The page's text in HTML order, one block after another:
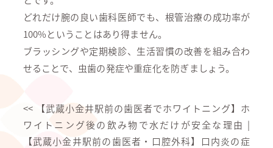
どれだけ腕の良い歯科医師でも、根管治療の成功率が
100%ということはあり得ません。
ブラッシングや定期検診、生活習慣の改善を組み合わ
せることで、虫歯の発症や重症化を防ぎましょう。
<< 【武蔵小金井駅前の歯医者でホワイトニング】ホ
ワイトニング後の飲み物で水だけが安全な理由 |
【武蔵小金井駅前の歯医者・口腔外科】口内炎の症